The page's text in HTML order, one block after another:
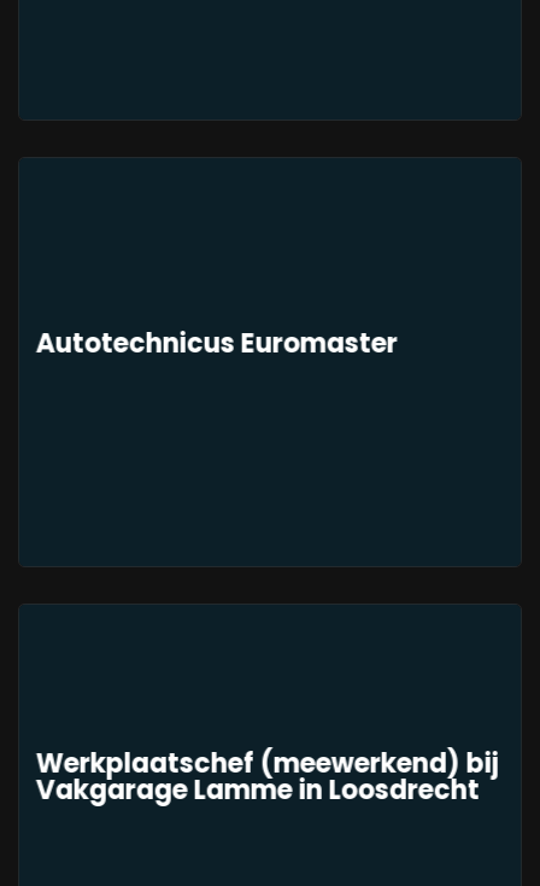
Autotechnicus Euromaster
Werkplaatschef (meewerkend) bij
Vakgarage Lamme in Loosdrecht